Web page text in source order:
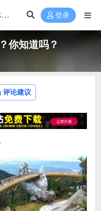
登录
你知道吗？
评论建议